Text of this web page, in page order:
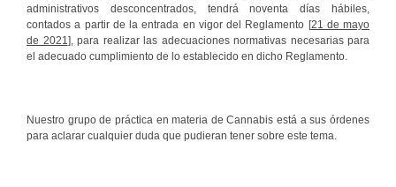
administrativos desconcentrados, tendrá noventa días hábiles,
contados a partir de la entrada en vigor del Reglamento [21 de mayo
de 2021 ], para realizar las adecuaciones normativas necesarias para
el adecuado cumplimiento de lo establecido en dicho Reglamento.
Nuestro grupo de práctica en materia de Cannabis está a sus órdenes
para aclarar cualquier duda que pudieran tener sobre este tema.